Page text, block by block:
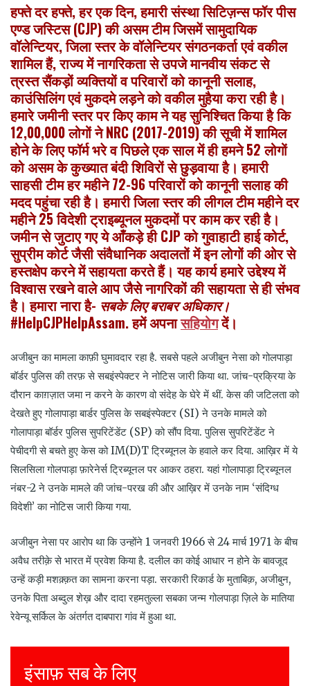
हफ्ते दर हफ्ते, हर एक दिन, हमारी संस्था सिटिज़न्स फॉर पीस
एण्ड जस्टिस (CJP) की असम टीम जिसमें सामुदायिक
वॉलेन्टियर, जिला स्तर के वॉलेन्टियर संगठनकर्ता एवं वकील
शामिल हैं, राज्य में नागरिकता से उपजे मानवीय संकट से
त्रस्त सैंकड़ों व्यक्तियों व परिवारों को कानूनी सलाह,
काउंसिलिंग एवं मुकदमे लड़ने को वकील मुहैया करा रही है।
हमारे जमीनी स्तर पर किए काम ने यह सुनिश्चित किया है कि
12,00,000 लोगों ने NRC (2017-2019) की सूची में शामिल
होने के लिए फॉर्म भरे व पिछले एक साल में ही हमने 52 लोगों
को असम के कुख्यात बंदी शिविरों से छुड़वाया है। हमारी
साहसी टीम हर महीने 72-96 परिवारों को कानूनी सलाह की
मदद पहुंचा रही है। हमारी जिला स्तर की लीगल टीम महीने दर
महीने 25 विदेशी ट्राइब्यूनल मुकदमों पर काम कर रही है।
जमीन से जुटाए गए ये आँकड़े ही CJP को गुवाहाटी हाई कोर्ट,
सुप्रीम कोर्ट जैसी संवैधानिक अदालतों में इन लोगों की ओर से
हस्तक्षेप करने में सहायता करते हैं। यह कार्य हमारे उद्देश्य में
विश्वास रखने वाले आप जैसे नागरिकों की सहायता से ही संभव
है। हमारा नारा है- सबके लिए बराबर अधिकार।
#HelpCJPHelpAssam. हमें अपनासहियोगदें।
अजीबुन का मामला काफ़ी घुमावदार रहा है. सबसे पहले अजीबुन नेसा को गोलपाड़ा
बॉर्डर पुलिस की तरफ़ से सबइंस्पेक्टर ने नोटिस जारी किया था. जांच-प्रक्रिया के
दौरान काग़ज़ात जमा न करने के कारण वो संदेह के घेरे में थीं. केस की जटिलता को
देखते हुए गोलापाड़ा बार्डर पुलिस के सबइंस्पेक्टर (SI) ने उनके मामले को
गोलापाड़ा बॉर्डर पुलिस सुपरिटेंडेंट (SP) को सौंप दिया. पुलिस सुपरिटेंडेंट ने
पेचीदगी से बचते हुए केस कोIM(D)Tट्रिब्यूनल के हवाले कर दिया. आख़िर में ये
सिलसिला गोलपाड़ा फ़ारेनेर्स ट्रिब्यूनल पर आकर ठहरा. यहां गोलापाड़ा ट्रिब्यूनल
नंबर-2 ने उनके मामले की जांच-परख की और आख़िर में उनके नाम ‘संदिग्ध
विदेशी’ का नोटिस जारी किया गया.
अजीबुन नेसा पर आरोप था कि उन्होंने 1 जनवरी 1966 से 24 मार्च 1971 के बीच
अवैध तरीक़े से भारत में प्रवेश किया है. दलील का कोई आधार न होने के बावजूद
उन्हें कड़ी मशक़्क़त का सामना करना पड़ा. सरकारी रिकार्ड के मुताबिक़, अजीबुन,
उनके पिता अब्दुल शेख़ और दादा रहमतुल्ला सबका जन्म गोलपाड़ा ज़िले के मातिया
रेवेन्यू सर्किल के अंतर्गत दाबपारा गांव में हुआ था.
Justice for all